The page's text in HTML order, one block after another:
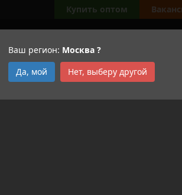
Ваш регион: Москва ?
Да, мой
Нет, выберу другой
Купить оптом
АКЦИИ